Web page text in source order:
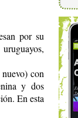
por su
con
y dos
En esta